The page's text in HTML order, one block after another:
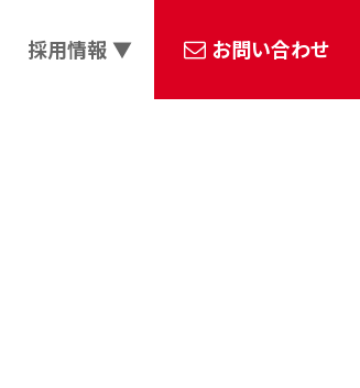
採用情報 ▼ お問い合わせ